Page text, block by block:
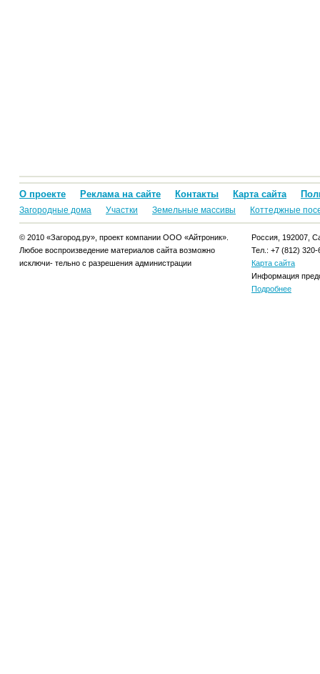
О проекте Реклама на сайте Контакты Карта сайта
Загородные дома Участки Земельные массивы Коттеджные
© 2010 «Загород.ру», проект компании ООО «Айтроник».
Любое воспроизведение материалов сайта возможно
исключи- тельно с разрешения администрации
Россия, 192007,
Тел.: +7 (812) 320-
Карта сайта
Информация
Подробнее